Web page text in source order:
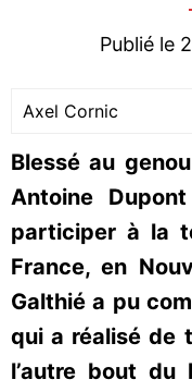
Publié le
Axel Cornic
Blessé au
Antoine
participer à la
France, en
Galthié a pu
qui a réalisé de
l’autre bout du